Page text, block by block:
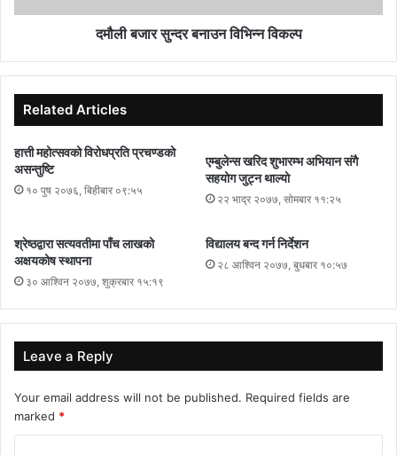
दमौली बजार सुन्दर बनाउन विभिन्न विकल्प
Related Articles
हात्ती महोत्सवको विरोधप्रति प्रचण्डको
असन्तुष्टि
१० पुष २०७६, बिहीबार ०९:५५
एम्बुलेन्स खरिद शुभारम्भ अभियान संगै
सहयोग जुट्न थाल्यो
२२ भाद्र २०७७, सोमबार ११:२५
श्रेष्ठद्वारा सत्यवतीमा पाँच लाखको
अक्षयकोष स्थापना
३० आश्विन २०७७, शुक्रबार १५:१९
विद्यालय बन्द गर्न निर्देशन
२८ आश्विन २०७७, बुधबार १०:५७
Leave a Reply
Your email address will not be published. Required fields are
marked *